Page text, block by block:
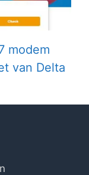
modem
van Delta